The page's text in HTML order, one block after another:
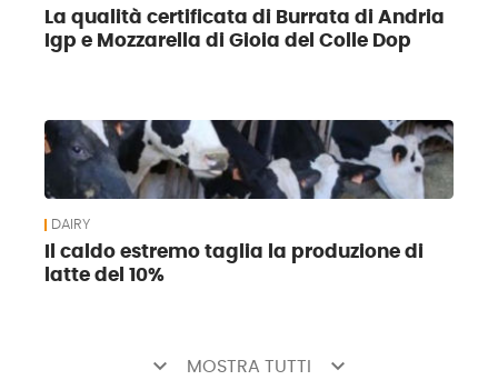
La qualità certificata di Burrata di Andria
Igp e Mozzarella di Gioia del Colle Dop
DAIRY
Il caldo estremo taglia la produzione di
latte del 10%
keyboard_arrow_down MOSTRA TUTTI keyboard_arrow_down